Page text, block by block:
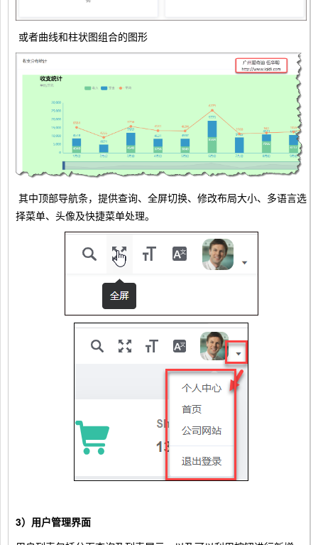
或者曲线和柱状图组合的图形
其中顶部导航条，提供查询、全屏切换、修改布局大小、多语言选
择菜单、头像及快捷菜单处理。
3）用户管理界面